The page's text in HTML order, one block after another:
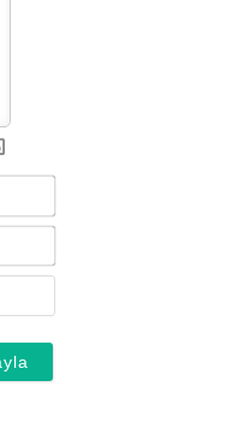
Ad:*
E-